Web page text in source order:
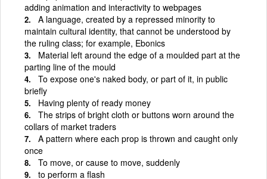
adding animation and interactivity to webpages
A language, created by a repressed minority to
maintain cultural identity, that cannot be understood by
the ruling class; for example, Ebonics
Material left around the edge of a moulded part at the
parting line of the mould
To expose one's naked body, or part of it, in public
briefly
Having plenty of ready money
The strips of bright cloth or buttons worn around the
collars of market traders
A pattern where each prop is thrown and caught only
once
To move, or cause to move, suddenly
to perform a flash